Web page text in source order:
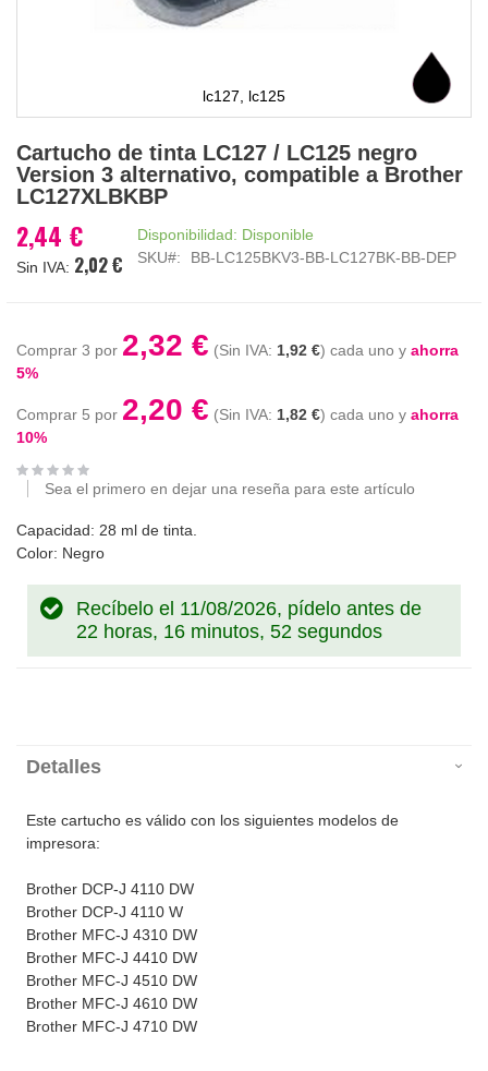
lc127, lc125
al
comienzo
de
galería
de
Cartucho de tinta LC127 / LC125 negro
Version 3 alternativo, compatible a Brother
LC127XLBKBP
2,44 €
2,02 €
Disponibilidad: Disponible
SKU
BB-LC125BKV3-BB-LC127BK-BB-DEP
Comprar 3 por 2,32 € 1,92 € cada uno y ahorra
5%
Comprar 5 por 2,20 € 1,82 € cada uno y ahorra
10%
Sea el primero en dejar una reseña para este artículo
Capacidad: 28 ml de tinta.
Color: Negro
Recíbelo el 11/08/2026, pídelo antes de
22 horas, 16 minutos, 52 segundos
Detalles
Este cartucho es válido con los siguientes modelos de
impresora:
Brother DCP-J 4110 DW
Brother DCP-J 4110 W
Brother MFC-J 4310 DW
Brother MFC-J 4410 DW
Brother MFC-J 4510 DW
Brother MFC-J 4610 DW
Brother MFC-J 4710 DW